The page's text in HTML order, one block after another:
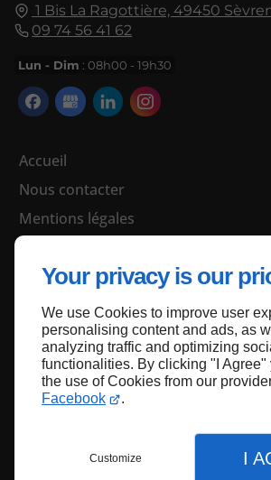
Your privacy is our
We use Cookies to improve user
personalising content and ads, as
analyzing traffic and optimizing
functionalities. By clicking "I Agree"
the use of Cookies from our
Facebook
.
Customize I
1 Bis La Ragottière, 49450
09 74 56 41 62
Lun - Dim : 08h00 - 19h30
Accueil
Nous contacter
Mentions légales
Haut de page